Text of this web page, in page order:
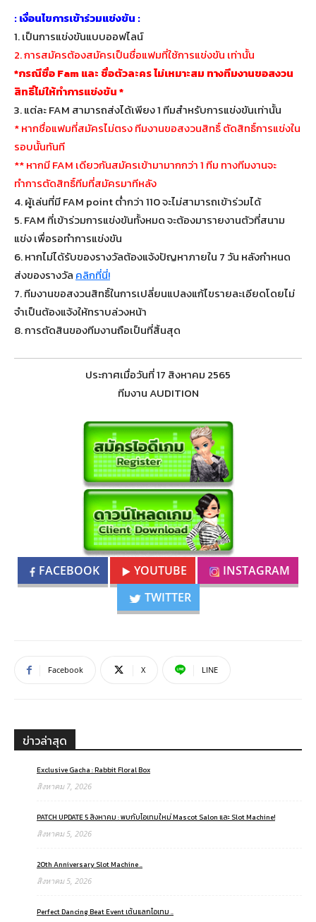
: เงื่อนไขการเข้าร่วมแข่งขัน :
1. เป็นการแข่งขันแบบออฟไลน์
2. การสมัครต้องสมัครเป็นชื่อแฟมที่ใช้การแข่งขัน เท่านั้น
*กรณีชื่อ Fam และ ชื่อตัวละคร ไม่เหมาะสม ทางทีมงานขอสงวน
สิทธิ์ไม่ให้ทำการแข่งขัน *
3. แต่ละ FAM สามารถส่งได้เพียง 1 ทีมสำหรับการแข่งขันเท่านั้น
* หากชื่อแฟมที่สมัครไม่ตรง ทีมงานขอสงวนสิทธิ์ ตัดสิทธิ์การแข่งใน
รอบนั้นทันที
** หากมี FAM เดียวกันสมัครเข้ามามากกว่า 1 ทีม ทางทีมงานจะ
ทำการตัดสิทธิ์ทีมที่สมัครมาทีหลัง
4. ผู้เล่นที่มี FAM point ต่ำกว่า 110 จะไม่สามารถเข้าร่วมได้
5. FAM ที่เข้าร่วมการแข่งขันทั้งหมด จะต้องมารายงานตัวที่สนาม
แข่ง เพื่อรอทำการแข่งขัน
6. หากไม่ได้รับของรางวัลต้องแจ้งปัญหาภายใน 7 วัน หลังกำหนด
ส่งของรางวัล คลิกที่นี่!
7. ทีมงานขอสงวนสิทธิ์ในการเปลี่ยนแปลงแก้ไขรายละเอียดโดยไม่
จำเป็นต้องแจ้งให้ทราบล่วงหน้า
8. การตัดสินของทีมงานถือเป็นที่สิ้นสุด
ประกาศเมื่อวันที่ 17 สิงหาคม 2565
ทีมงาน AUDITION
FACEBOOK YOUTUBE
INSTAGRAM
TWITTER
Facebook X LINE
ข่าวล่าสุด
Exclusive Gacha : Rabbit Floral Box
สิงหาคม 7, 2026
PATCH UPDATE 5 สิงหาคม : พบกับไอเทมใหม่ Mascot Salon และ Slot Machine!
สิงหาคม 5, 2026
20th Anniversary Slot Machine ..
สิงหาคม 5, 2026
Perfect Dancing Beat Event เต้นแลกไอเทม ..